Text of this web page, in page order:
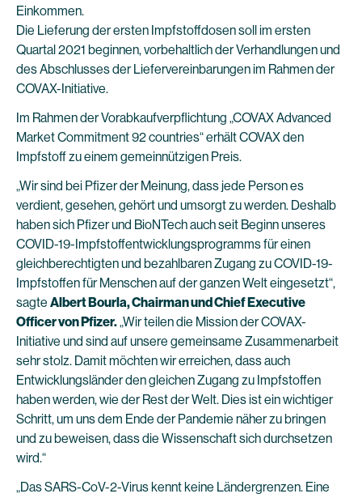
Einkommen.
Die Lieferung der ersten Impfstoffdosen soll im ersten
Quartal 2021 beginnen, vorbehaltlich der Verhandlungen und
des Abschlusses der Liefervereinbarungen im Rahmen der
COVAX-Initiative.
Im Rahmen der Vorabkaufverpflichtung „COVAX Advanced
Market Commitment 92 countries“ erhält COVAX den
Impfstoff zu einem gemeinnützigen Preis.
„Wir sind bei Pfizer der Meinung, dass jede Person es
verdient, gesehen, gehört und umsorgt zu werden. Deshalb
haben sich Pfizer und BioNTech auch seit Beginn unseres
COVID-19-Impfstoffentwicklungsprogramms für einen
gleichberechtigten und bezahlbaren Zugang zu COVID-19-
Impfstoffen für Menschen auf der ganzen Welt eingesetzt“,
sagte Albert Bourla, Chairman und Chief Executive
Officer von Pfizer.„Wir teilen die Mission der COVAX-
Initiative und sind auf unsere gemeinsame Zusammenarbeit
sehr stolz. Damit möchten wir erreichen, dass auch
Entwicklungsländer den gleichen Zugang zu Impfstoffen
haben werden, wie der Rest der Welt. Dies ist ein wichtiger
Schritt, um uns dem Ende der Pandemie näher zu bringen
und zu beweisen, dass die Wissenschaft sich durchsetzen
wird.“
„Das SARS-CoV-2-Virus kennt keine Ländergrenzen. Eine